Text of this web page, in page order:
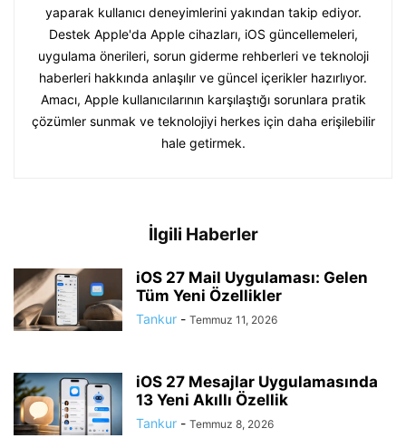
yaparak kullanıcı deneyimlerini yakından takip ediyor.
Destek Apple'da Apple cihazları, iOS güncellemeleri,
uygulama önerileri, sorun giderme rehberleri ve teknoloji
haberleri hakkında anlaşılır ve güncel içerikler hazırlıyor.
Amacı, Apple kullanıcılarının karşılaştığı sorunlara pratik
çözümler sunmak ve teknolojiyi herkes için daha erişilebilir
hale getirmek.
İlgili Haberler
iOS 27 Mail Uygulaması: Gelen
Tüm Yeni Özellikler
Tankur - Temmuz 11, 2026
iOS 27 Mesajlar Uygulamasında
13 Yeni Akıllı Özellik
Tankur - Temmuz 8, 2026